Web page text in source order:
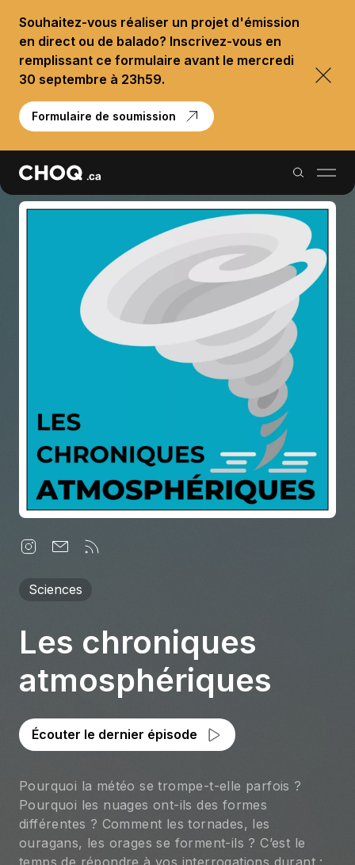
Souhaitez-vous réaliser un projet d'émission
en direct ou de balado? Inscrivez-vous en
remplissant ce formulaire avant le mercredi
30 septembre à 23h59.
Formulaire de soumission
Balados
Reportages
Palmarès
S'impliquer
Carrière
Location studio
Sciences
Les chroniques
atmosphériques
Écouter le dernier épisode
Pourquoi la météo se trompe-t-elle parfois ?
Pourquoi les nuages ont-ils des formes
différentes ? Comment les tornades, les
ouragans, les orages se forment-ils ? C’est le
temps de répondre à vos interrogations durant :